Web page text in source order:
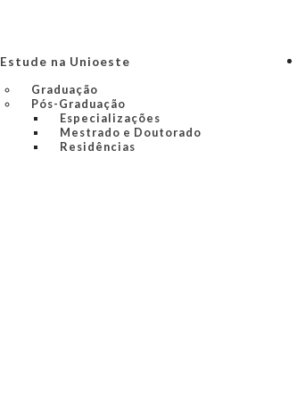
Estude na Unioeste
Graduação
Pós-Graduação
Especializações
Mestrado e Doutorado
Residências